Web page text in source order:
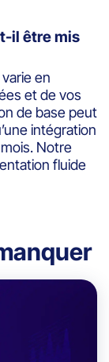
il être mis
en
et de vos
de base peut
intégration
Notre
fluide